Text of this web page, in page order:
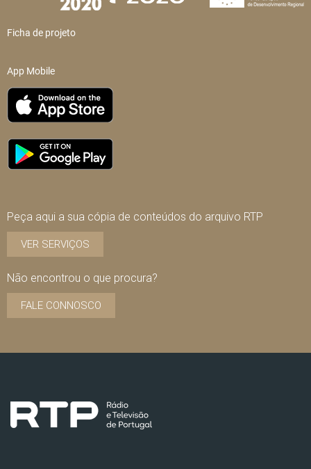
Ficha de projeto
App Mobile
Peça aqui a sua cópia de conteúdos do arquivo RTP
VER SERVIÇOS
Não encontrou o que procura?
FALE CONNOSCO